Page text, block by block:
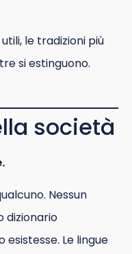
le tradizioni più
si estinguono.
società
Nessun
dizionario
esistesse. Le lingue